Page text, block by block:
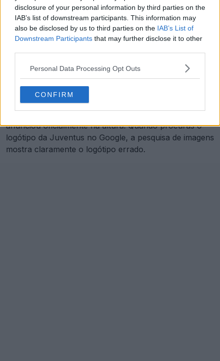
disclosure of your personal information by third parties on the
IAB’s list of downstream participants. This information may
also be disclosed by us to third parties on the IAB’s List of
Downstream Participants that may further disclose it to other
Personal Data Processing Opt Outs
CONFIRM
O problema da atualização do logótipo da Juventus é
que passou despercebida, uma vez que o clube não a
anunciou oficialmente na altura. Quando procuras o
logótipo da Juventus no Google, a pesquisa de imagens
mostra claramente o logótipo errado.